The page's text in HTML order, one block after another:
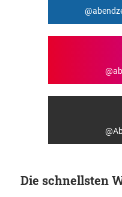
Die schnellsten